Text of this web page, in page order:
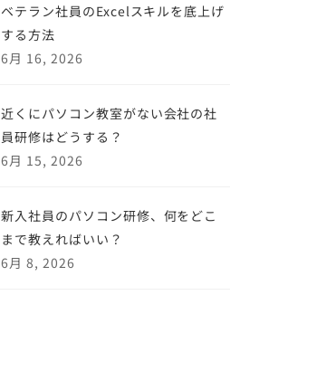
ベテラン社員のExcelスキルを底上げ
する方法
6月 16, 2026
近くにパソコン教室がない会社の社
員研修はどうする？
6月 15, 2026
新入社員のパソコン研修、何をどこ
まで教えればいい？
6月 8, 2026